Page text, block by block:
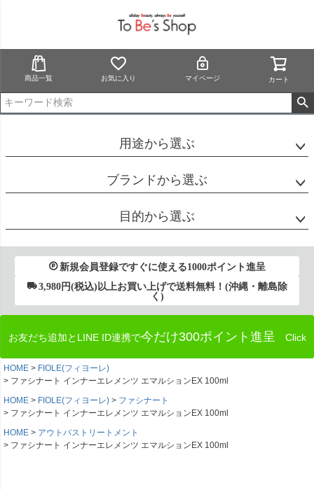
商品一覧 お気に入り マイページ カート
用途から選ぶ
ブランドから選ぶ
目的から選ぶ
新規会員登録ですぐに使える1000ポイント進呈
3,980円(税込)以上お買い上げで送料無料！(沖縄・離島除
く)
お友だち追加とLINE ID連携で今だけ300ポイント進呈 Click
HOME
FIOLE(フィヨーレ)
ファシナート インナーエレメンツ エマルションEX 100ml
HOME
FIOLE(フィヨーレ)
ファシナート
ファシナート インナーエレメンツ エマルションEX 100ml
HOME
アウトバストリートメント
ファシナート インナーエレメンツ エマルションEX 100ml